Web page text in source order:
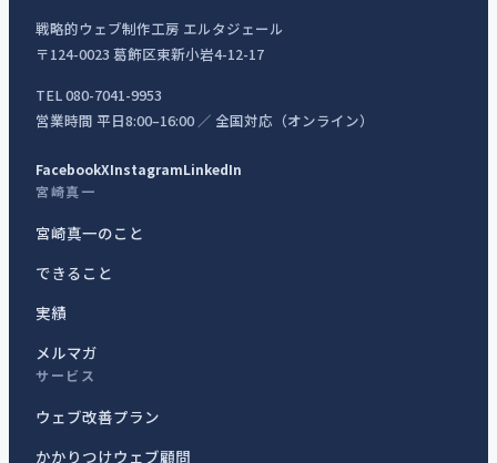
戦略的ウェブ制作工房 エルタジェール
〒124-0023 葛飾区東新小岩4-12-17
TEL 080-7041-9953
営業時間 平日8:00–16:00 ／ 全国対応（オンライン）
FacebookXInstagramLinkedIn
宮崎真一
宮崎真一のこと
できること
実績
メルマガ
サービス
ウェブ改善プラン
かかりつけウェブ顧問